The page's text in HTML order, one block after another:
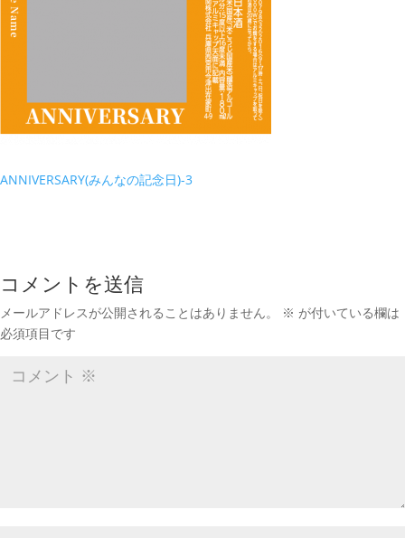
ANNIVERSARY(みんなの記念日)-3
コメントを送信
メールアドレスが公開されることはありません。 ※ が付いている欄は
必須項目です